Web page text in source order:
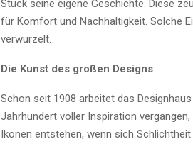
Stück seine eigene Geschichte. Diese
für Komfort und Nachhaltigkeit. Solche
verwurzelt.
Die Kunst des großen Designs
Schon seit 1908 arbeitet das
Jahrhundert voller Inspiration
Ikonen entstehen, wenn sich